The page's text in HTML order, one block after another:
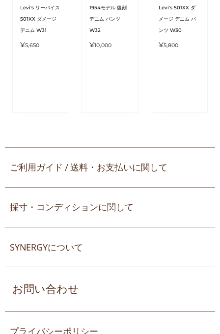
Levi's リーバイス
501XX ダメージ
デニム W31
¥5,650
1954モデル 復刻
デニム パンツ
W32
¥10,000
Levi's 501XX ダ
メージ デニム パ
ンツ W30
¥5,800
ご利用ガイド / 送料・お支払いに関して
採寸・コンディションに関して
SYNERGYについて
お問い合わせ
プライバシーポリシー